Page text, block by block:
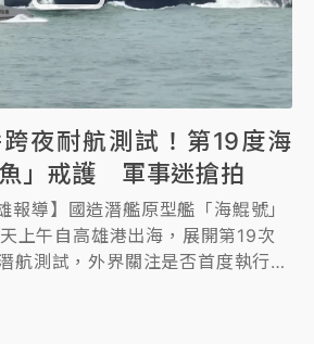
夜耐航測試！第19度海
」戒護 軍事迷搶拍
報導】國造潛艦原型艦「海鯤號」
天上午自高雄港出海，展開第19次
航測試，外界關注是否首度執行跨
高強度驗證順利完成，將代表海測
距離交付海軍再向前邁進一步。